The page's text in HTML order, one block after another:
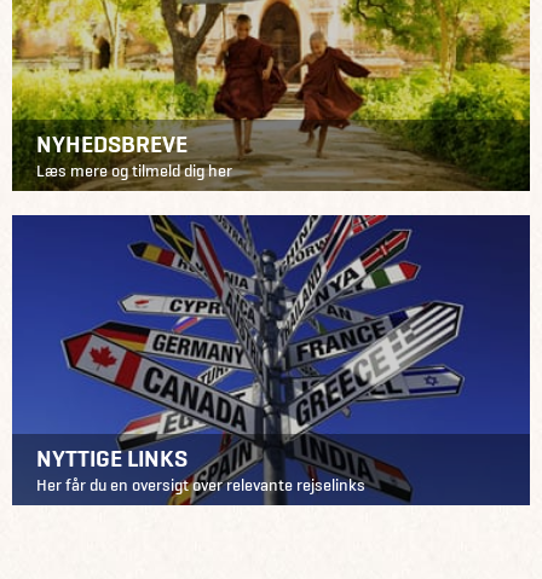
NYHEDSBREVE
Læs mere og tilmeld dig her
NYTTIGE LINKS
Her får du en oversigt over relevante rejselinks